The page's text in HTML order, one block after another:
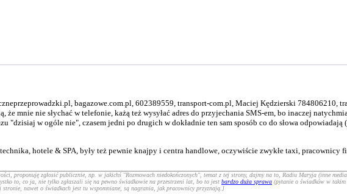
bagazowe.com.pl, 602389559, transport-com.pl, Maciej Kędzierski 784806210,
mnie nie słychać w telefonie, każą też wysyłać adres do przyjechania SMS-em, bo inaczej
"dzisiaj w ogóle nie", czasem jedni po drugich w dokładnie ten sam sposób co do słowa
hotele & SPA, były też pewnie knajpy i centra handlowe, oczywiście zwykłe taxi, pracownicy
proponuję zgłosić publicznie, np. w jakichś "Rozmowach niedokończonych", temat z tej strony, dajmy na to, Radiu Maryja (inne
to, co ja, nie tylko zgłaszali się na pewno świadkowie na przestrzeni lat, bo to jest bardzo duża sprawa (pytanie o świadków w takim
nawet o świadkach jest tu wspomniane, są nagrania, jak pracownicy przyznają.]